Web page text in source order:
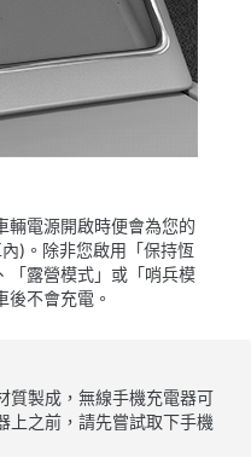
輛電源開啟時便會為您的
)。 除非您啟用「保持恆
「露營模式」或「哨兵模
後不會充電。
質製成，無線手機充電器可
上之前，請先嘗試取下手機